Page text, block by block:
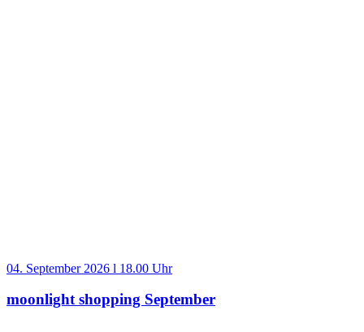
04. September 2026 l 18.00 Uhr
moonlight shopping September